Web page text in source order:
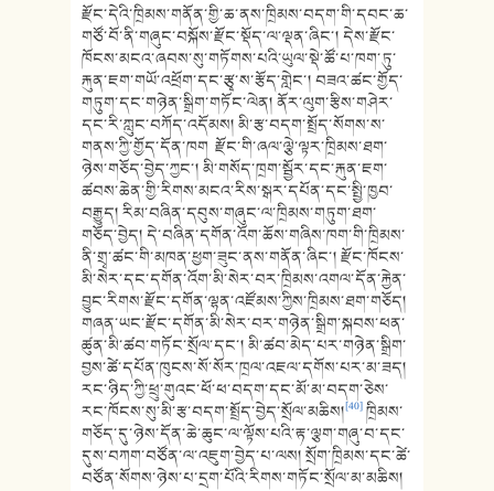
རྫོང་དེའི་ཁྲིམས་གནོན་གྱི་ཆ་ནས་ཁྲིམས་བདག་གི་དབང་ཆ་
གཙོ་བོ་ནི་གཞུང་བསྐོས་རྫོང་སྡོད་ལ་ལྡན་ཞིང་། དེས་རྫོང་
ཁོངས་མངའ་ཞབས་སུ་གཏོགས་པའི་ཡུལ་སྡེ་ཚོ་པ་ཁག་ཏུ་
རྐུན་ཇག་གཡོ་འཕྲོག་དང་རྩྭ་ས་རྩོད་གླེང་། བཟའ་ཚང་གྱོད་
གཏུག་དང་གཉེན་སྒྲིག་གཏོང་ལེན། ནོར་ལུག་རྩིས་གཤེར་
དང་རི་ཀླུང་བཀོད་འདོམས། མི་རྩ་བདག་སྤྲོད་སོགས་ས་
གནས་ཀྱི་གྱོད་དོན་ཁག རྫོང་གི་ཞལ་ལྕེ་ལྟར་ཁྲིམས་ཐག་
ཉེས་གཅོད་བྱེད་ཀྱང་། མི་གསོད་ཁྲག་སྦྱོར་དང་རྐུན་ཇག་
ཚབས་ཆེན་གྱི་རིགས་མངའ་རིས་སྒར་དཔོན་དང་སྤྱི་ཁྱབ་
བརྒྱུད། རིམ་བཞིན་དབུས་གཞུང་ལ་ཁྲིམས་གཏུག་ཐག་
གཅོད་བྱེད། དེ་བཞིན་དགོན་འོག་ཆོས་གཞིས་ཁག་གི་ཁྲིམས་
ནི་གྲྭ་ཚང་གི་མཁན་ཕྱག་ཟུང་ནས་གནོན་ཞིང་། རྫོང་ཁོངས་
མི་སེར་དང་དགོན་འོག་མི་སེར་བར་ཁྲིམས་འགལ་དོན་རྐྱེན་
བྱུང་རིགས་རྫོང་དགོན་ལྷན་འཛོམས་ཀྱིས་ཁྲིམས་ཐག་གཅོད།
གཞན་ཡང་རྫོང་དགོན་མི་སེར་བར་གཉེན་སྒྲིག་སྐབས་ཕན་
ཚུན་མི་ཚབ་གཏོང་སྲོལ་དང་། མི་ཚབ་མེད་པར་གཉེན་སྒྲིག་
བྱས་ཚེ་དཔོན་ཁུངས་སོ་སོར་ཁྲལ་འཇལ་དགོས་པར་མ་ཟད།
རང་ཉིད་ཀྱི་ཕྲུ་གུའང་ཕོ་ཕ་བདག་དང་མོ་མ་བདག་ཅེས་
རང་ཁོངས་སུ་མི་རྩ་བདག་སྤྲོད་བྱེད་སྲོལ་མཆིས།[40]ཁྲིམས་
གཅོད་དུ་ཉེས་དོན་ཆེ་ཆུང་ལ་ལྟོས་པའི་རྟ་ལྕག་གཞུ་བ་དང་
དུས་བཀག་བཙོན་ལ་འཇུག་བྱེད་པ་ལས། སྲོག་ཁྲིམས་དང་ཚེ་
བཙོན་སོགས་ཉེས་པ་དྲག་པོའི་རིགས་གཏོང་སྲོལ་མ་མཆིས།